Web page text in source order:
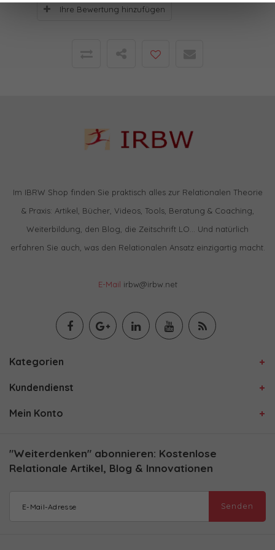
Ihre Bewertung hinzufügen
Im IBRW Shop finden Sie praktisch alles zur Relationalen Theorie
& Praxis: Artikel, Bücher, Videos, Tools, Beratung & Coaching,
Weiterbildung, den Blog, die Zeitschrift LO… Und natürlich
erfahren Sie auch, was den Relationalen Ansatz einzigartig macht.
E-Mail irbw@irbw.net
Kategorien
Kundendienst
Mein Konto
"Weiterdenken" abonnieren: Kostenlose
Relationale Artikel, Blog & Innovationen
Senden